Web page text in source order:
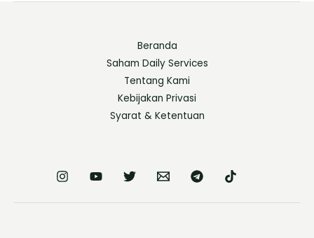
Beranda
Saham Daily Services
Tentang Kami
Kebijakan Privasi
Syarat & Ketentuan